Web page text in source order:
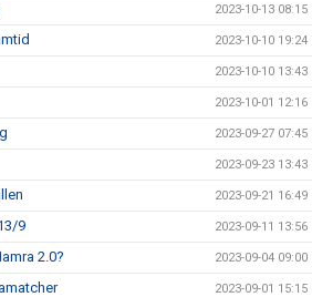
2023-10-13 08:15
2023-10-10 19:24
2023-10-10 13:43
2023-10-01 12:16
2023-09-27 07:45
2023-09-23 13:43
2023-09-21 16:49
9 2023-09-11 13:56
2.0? 2023-09-04 09:00
2023-09-01 15:15